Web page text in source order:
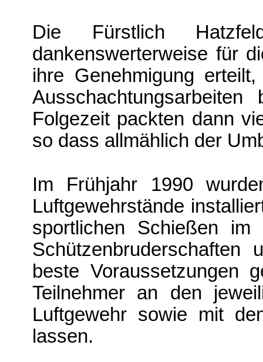
Die Fürstlich
dankenswerter­weise für
ihre Genehmigung
Folgezeit packten dann
so dass allmählich der
Im Frühjahr 1990
Luftgewehrstände
sportlichen Schießen
Schüt­zenbruderschaften
beste Vor­aussetzungen
Teilnehmer an den
Luftgewehr sowie mit
lassen.